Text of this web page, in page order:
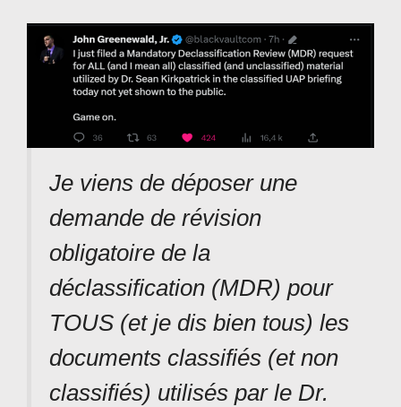
Je viens de déposer une
demande de révision
obligatoire de la
déclassification (MDR) pour
TOUS (et je dis bien tous) les
documents classifiés (et non
classifiés) utilisés par le Dr.